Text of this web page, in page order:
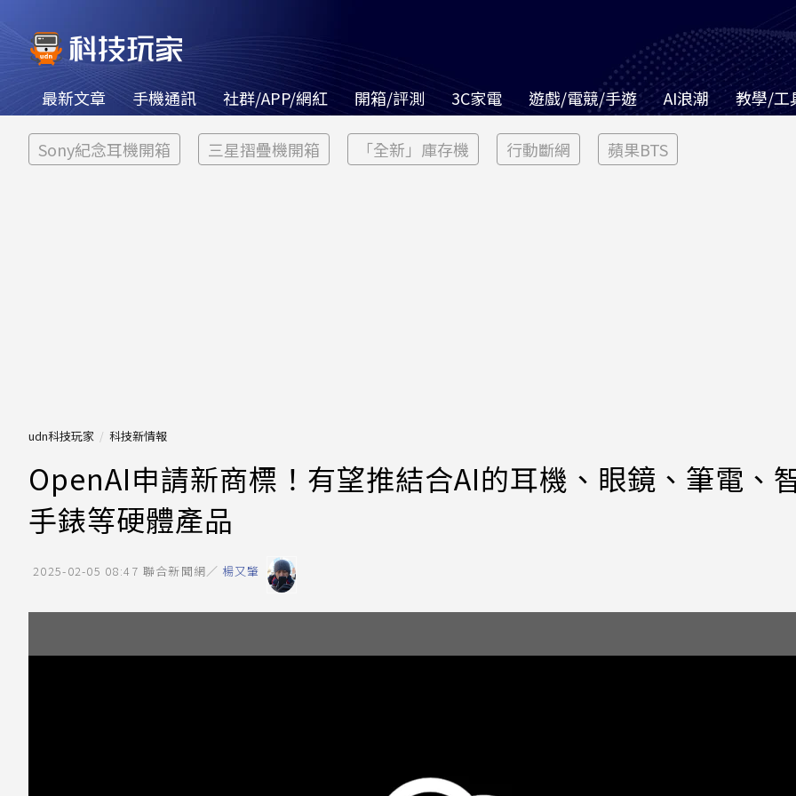
最新文章 手機通訊 社群/APP/網紅 開箱/評測 3C家電 遊戲/電競/手遊 AI浪潮 教學/工
Sony紀念耳機開箱 三星摺疊機開箱 「全新」庫存機 行動斷網 蘋果BTS
udn科技玩家 科技新情報
OpenAI申請新商標！有望推結合AI的耳機、眼鏡、筆電、
手錶等硬體產品
2025-02-05 08:47 聯合新聞網／ 楊又肇